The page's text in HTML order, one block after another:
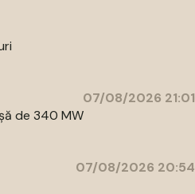
07/08/2026 21:01
de 340 MW
07/08/2026 20:54